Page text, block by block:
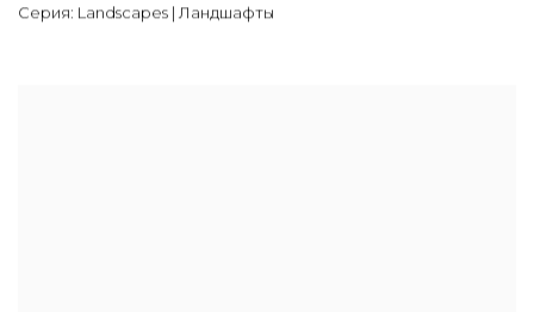
Серия: Landscapes | Ландшафты